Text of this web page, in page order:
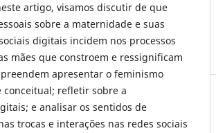
artigo, visamos discutir de que
sobre a maternidade e suas
digitais incidem nos processos
mães que constroem e ressignificam
apresentar o feminismo
conceitual; refletir sobre a
e analisar os sentidos de
trocas e interações nas redes sociais